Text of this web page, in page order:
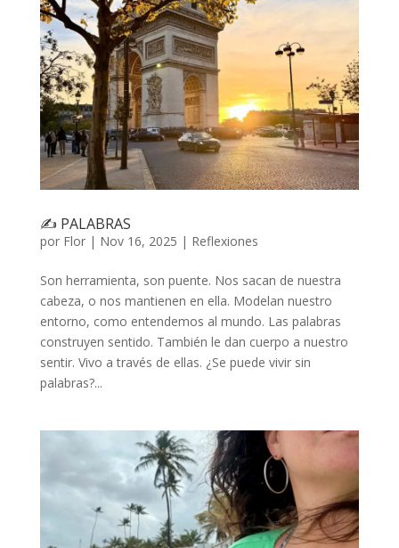
✍️ PALABRAS
por Flor| Nov 16, 2025 | Reflexiones
Son herramienta, son puente. Nos sacan de nuestra
cabeza, o nos mantienen en ella. Modelan nuestro
entorno, como entendemos al mundo. Las palabras
construyen sentido. También le dan cuerpo a nuestro
sentir. Vivo a través de ellas. ¿Se puede vivir sin
palabras?...